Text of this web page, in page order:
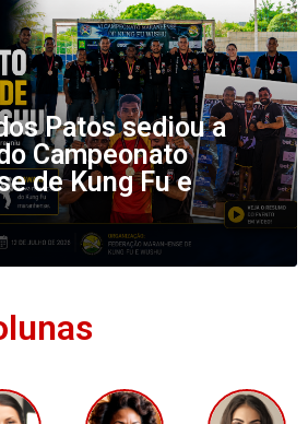
Patos sediou a
Campeonato
de Kung Fu e